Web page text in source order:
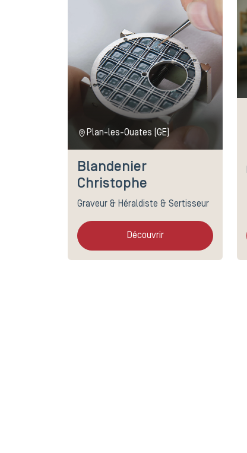
Plan-les-Ouates (GE)
Blandenier
Christophe
Graveur & Héraldiste & Sertisseur
Découvrir